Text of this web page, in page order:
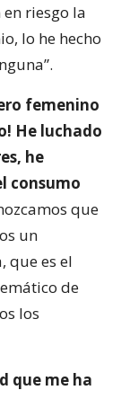
riesgo la
lo he hecho
femenino
He luchado
he
consumo
que
un
que es el
de
los
que me ha